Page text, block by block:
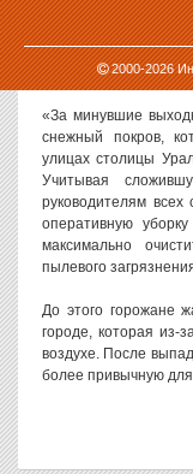
2000-2026
Как сообщает
Екатеринбурга,
Высокинский.
«За минувшие
снежный покров,
улицах столицы
Учитывая
руководителям всех
оперативную
максимально
пылевого
До этого горожане
городе, которая из-
воздухе. После
более привычную для